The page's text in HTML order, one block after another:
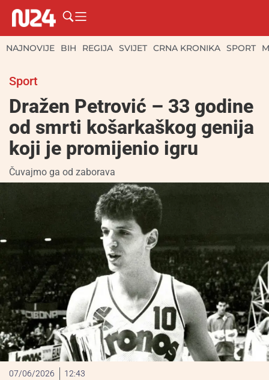
NAJNOVIJE BIH REGIJA SVIJET CRNA KRONIKA SPORT
Sport
Dražen Petrović – 33 godine
od smrti košarkaškog genija
koji je promijenio igru
Čuvajmo ga od zaborava
07/06/2026 12:43